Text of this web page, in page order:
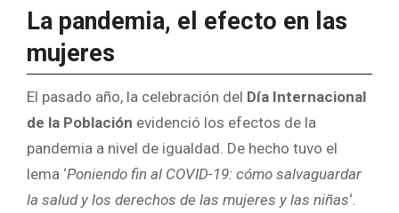
La pandemia, el efecto en las
mujeres
El pasado año, la celebración del Día Internacional
de la Población evidenció los efectos de la
pandemia a nivel de igualdad. De hecho tuvo el
lema ‘Poniendo fin al COVID-19: cómo salvaguardar
la salud y los derechos de las mujeres y las niñas‘.